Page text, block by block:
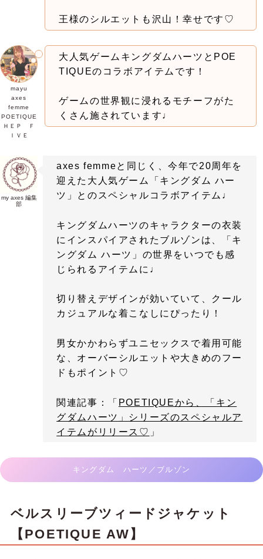
王様のシルエットも沢山！幸せです♡
mayu
axes
femme
POETIQUE
ＨＥＰ Ｆ
ＩＶＥ
大人気ゲームキングダムハーツとPOE
TIQUEのコラボアイテムです！
ゲームの世界観に浸れるモチーフがた
くさん施されています♩
my axes 編集
部
axes femmeと同じく、今年で20周年を
迎えた大人気ゲーム「キングダム ハー
ツ」とのスペシャルコラボアイテム♩
キングダムハーツのキャラクターの衣装
にインスパイアされたブルゾンは、「キ
ングダム ハーツ」の世界をいつでも感
じられるアイテムに♩
切り替えデザインが効いていて、クール
カジュアルな着こなしにぴったり！
男女かかわらずユニセックスで着用可能
な、オーバーシルエットや大きめのフー
ドもポイント♡
関連記事：「 POETIQUEから、「キン
グダムハーツ」シリーズのスペシャルア
イテムがリリース♡ 」
キングダム ハーツ／ブルゾン
ベルスリーブツィードジャケット
【POETIQUE AW】